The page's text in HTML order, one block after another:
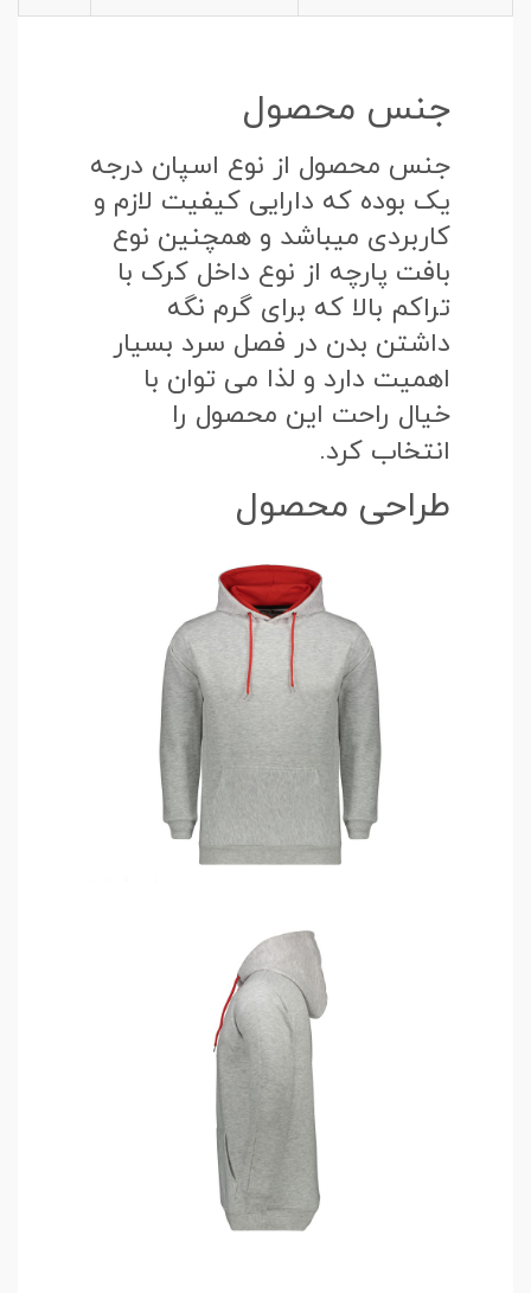
جنس محصول
جنس محصول از نوع اسپان درجه
یک بوده که دارایی کیفیت لازم و
کاربردی میباشد و همچنین نوع
بافت پارچه از نوع داخل کرک با
تراکم بالا که برای گرم نگه
داشتن بدن در فصل سرد بسیار
اهمیت دارد و لذا می توان با
خیال راحت این محصول را
انتخاب کرد.
طراحی محصول